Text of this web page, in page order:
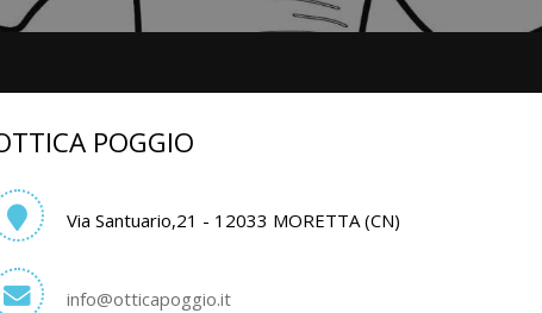
POGGIO
Via Santuario,21 - 12033 MORETTA (CN)
info@otticapoggio.it